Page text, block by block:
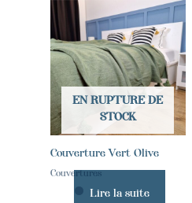
EN RUPTURE DE
STOCK
Couverture Vert Olive
Couvertures
Lire la suite